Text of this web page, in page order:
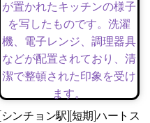
[シンチョン駅][短期]ハートス